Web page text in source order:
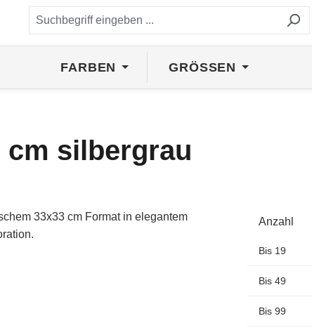
FARBEN GRÖSSEN
cm silbergrau
Anzahl
Bis 19
Bis 49
Bis 99